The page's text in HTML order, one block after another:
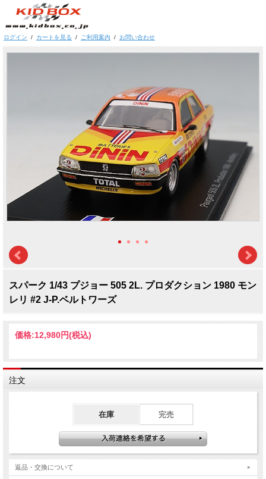
ログイン / カートを見る / ご利用案内 / お問い合わせ
スパーク 1/43 プジョー 505 2L. プロダクション 1980 モン
レリ #2 J-P.ベルトワーズ
価格:12,980円(税込)
注文
在庫 完売
返品・交換について